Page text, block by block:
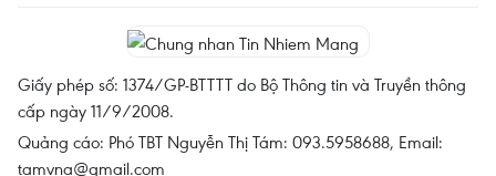
Giấy phép số: 1374/GP-BTTTT do Bộ Thông tin và Truyền thông
cấp ngày 11/9/2008.
Quảng cáo: Phó TBT Nguyễn Thị Tám: 093.5958688, Email:
tamvna@gmail.com